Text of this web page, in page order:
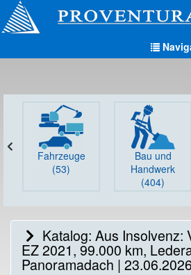
Fahrzeuge
(53)
Bau und
Handwerk
(404)
Katalog: Aus Insolvenz:
EZ 2021, 99.000 km,
Panoramadach |